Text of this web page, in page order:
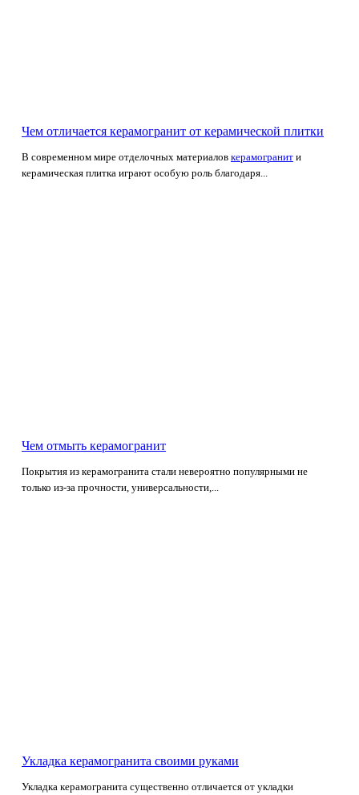
Чем отличается керамогранит от керамической плитки
В современном мире отделочных материалов керамогранит и
керамическая плитка играют особую роль благодаря...
Чем отмыть керамогранит
Покрытия из керамогранита стали невероятно популярными не
только из-за прочности, универсальности,...
Укладка керамогранита своими руками
Укладка керамогранита существенно отличается от укладки